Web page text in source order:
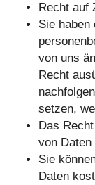
Recht auf
Sie
von uns
Recht
setzen,
Das
von
Sie
Daten